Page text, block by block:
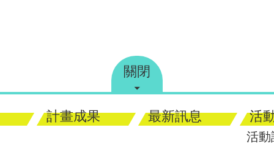
關閉
計畫成果 最新訊息 活
活動